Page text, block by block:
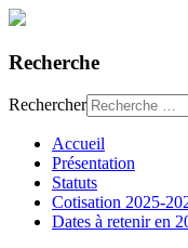
Recherche
Rechercher
Accueil
Présentation
Statuts
Cotisation 2025-
Dates à retenir en